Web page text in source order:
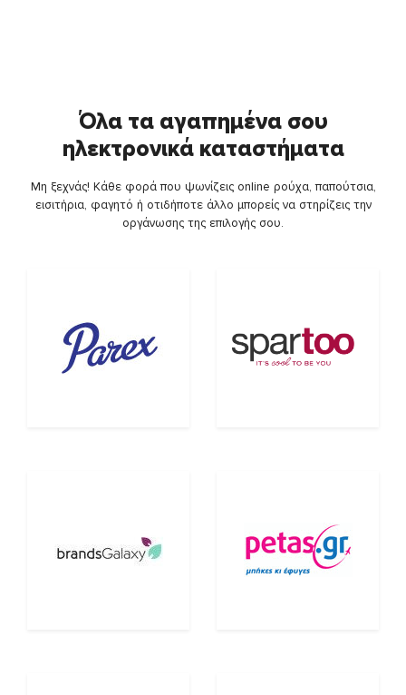
Όλα τα αγαπημένα σου
ηλεκτρονικά καταστήματα
Μη ξεχνάς! Κάθε φορά που ψωνίζεις online ρούχα, παπούτσια,
εισιτήρια, φαγητό ή οτιδήποτε άλλο μπορείς να στηρίζεις την
οργάνωσης της επιλογής σου.